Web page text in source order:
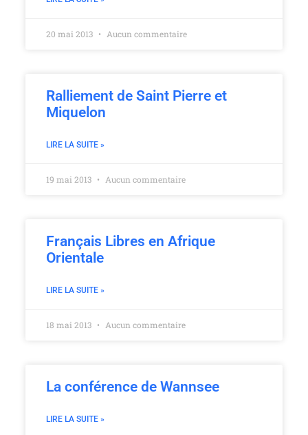
20 mai 2013 Aucun commentaire
Ralliement de Saint Pierre et
Miquelon
LIRE LA SUITE »
19 mai 2013 Aucun commentaire
Français Libres en Afrique
Orientale
LIRE LA SUITE »
18 mai 2013 Aucun commentaire
La conférence de Wannsee
LIRE LA SUITE »